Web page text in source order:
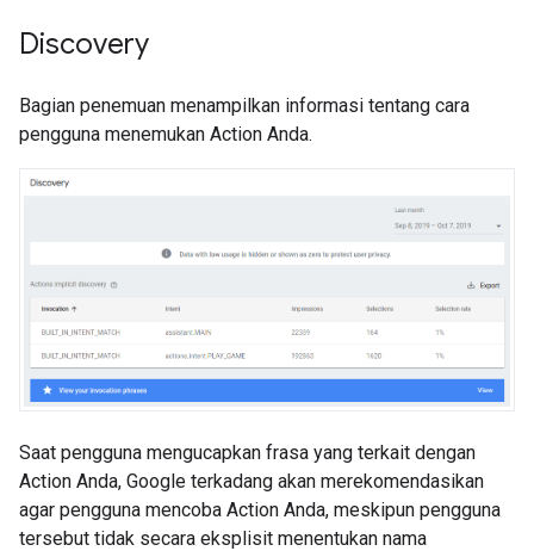
Discovery
Bagian penemuan menampilkan informasi tentang cara
pengguna menemukan Action Anda.
Saat pengguna mengucapkan frasa yang terkait dengan
Action Anda, Google terkadang akan merekomendasikan
agar pengguna mencoba Action Anda, meskipun pengguna
tersebut tidak secara eksplisit menentukan nama